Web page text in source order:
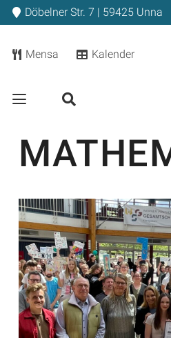
Döbelner Str. 7 | 59425 Unna
Mensa Kalender